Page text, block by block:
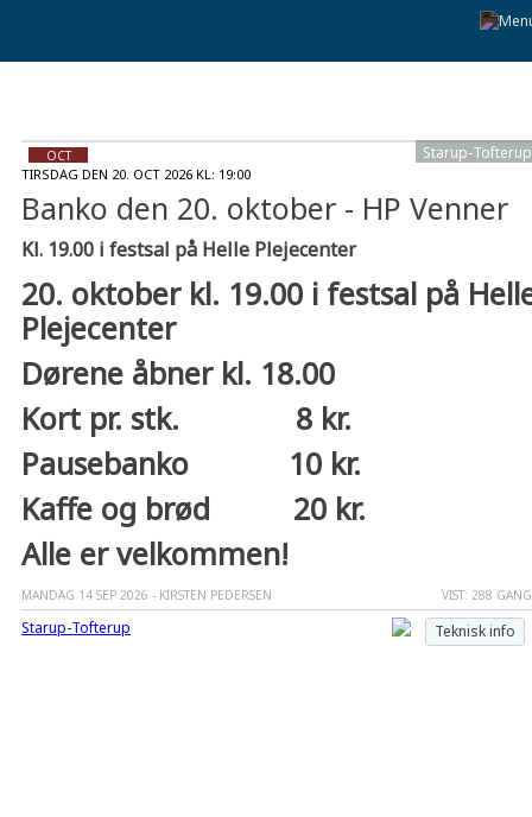
Starup-Tofterup
OCT
20
Tir
Foto:
TIRSDAG DEN 20. OCT 2026 KL: 19:00
Banko den 20. oktober - HP Venner
Kl. 19.00 i festsal på Helle Plejecenter
20. oktober kl. 19.00 i festsal på
Plejecenter
Dørene åbner kl. 18.00
Kort pr. stk. 8 kr.
Pausebanko 10 kr.
Kaffe og brød 20 kr.
Alle er velkommen!
MANDAG 14 SEP 2026 - KIRSTEN PEDERSEN VIST: 288
Starup-Tofterup Teknisk info